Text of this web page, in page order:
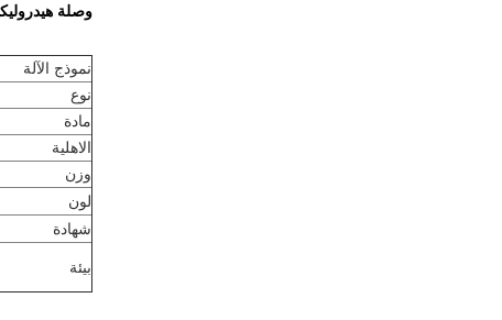
وصلة
نموذج الآلة
نوع
مادة
الاهلية
وزن
لون
شهادة
بيئة